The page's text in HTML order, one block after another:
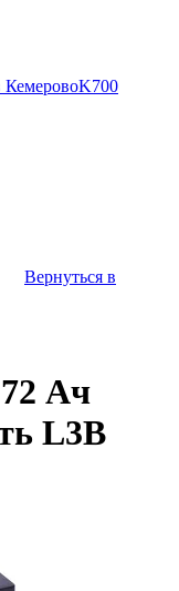
КемеровоK700
Вернуться в
Ач
L3B